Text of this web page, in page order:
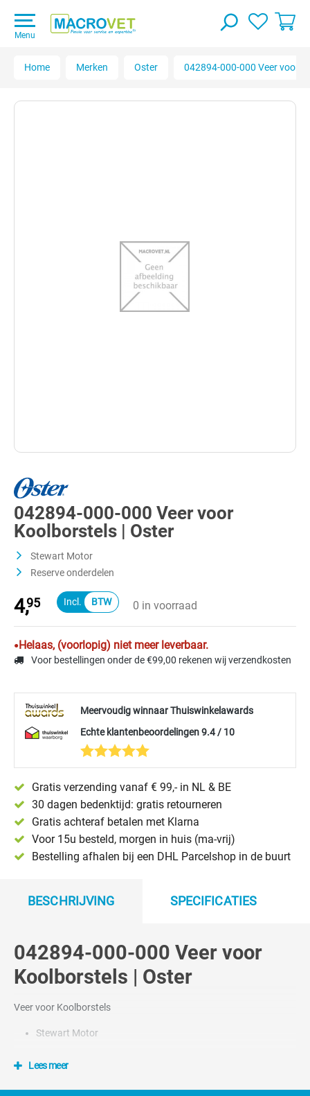
Menu
Home Merken Oster 042894-000-000 Veer voor
042894-000-000 Veer voor
Koolborstels | Oster
Stewart Motor
Reserve onderdelen
4,95 0 in voorraad
Helaas, (voorlopig) niet meer leverbaar.
Voor bestellingen onder de €99,00 rekenen wij verzendkosten
Meervoudig winnaar Thuiswinkelawards
Echte klantenbeoordelingen 9.4 / 10
Gratis verzending vanaf € 99,- in NL & BE
30 dagen bedenktijd: gratis retourneren
Gratis achteraf betalen met Klarna
Voor 15u besteld, morgen in huis (ma-vrij)
Bestelling afhalen bij een DHL Parcelshop in de buurt
BESCHRIJVING SPECIFICATIES
042894-000-000 Veer voor
Koolborstels | Oster
Veer voor Koolborstels
Stewart Motor
Lees meer